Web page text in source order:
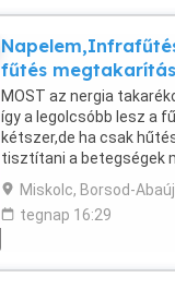
fűtés
MOST az nergia
így a legolcsóbb lesz a
kétszer,de ha csak
tisztítani a betegségek
hatósági ...
Miskolc, Borsod-
tegnap 16:29